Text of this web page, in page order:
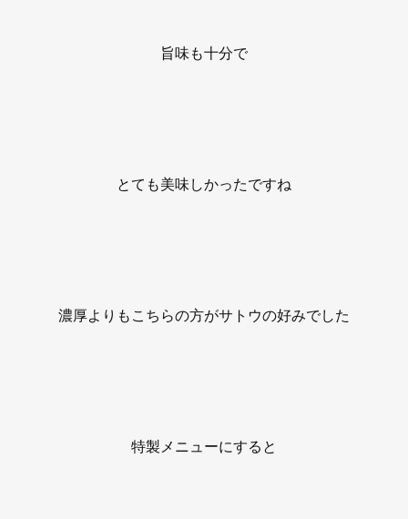
旨味も十分で
とても美味しかったですね
濃厚よりもこちらの方がサトウの好みでした
特製メニューにすると